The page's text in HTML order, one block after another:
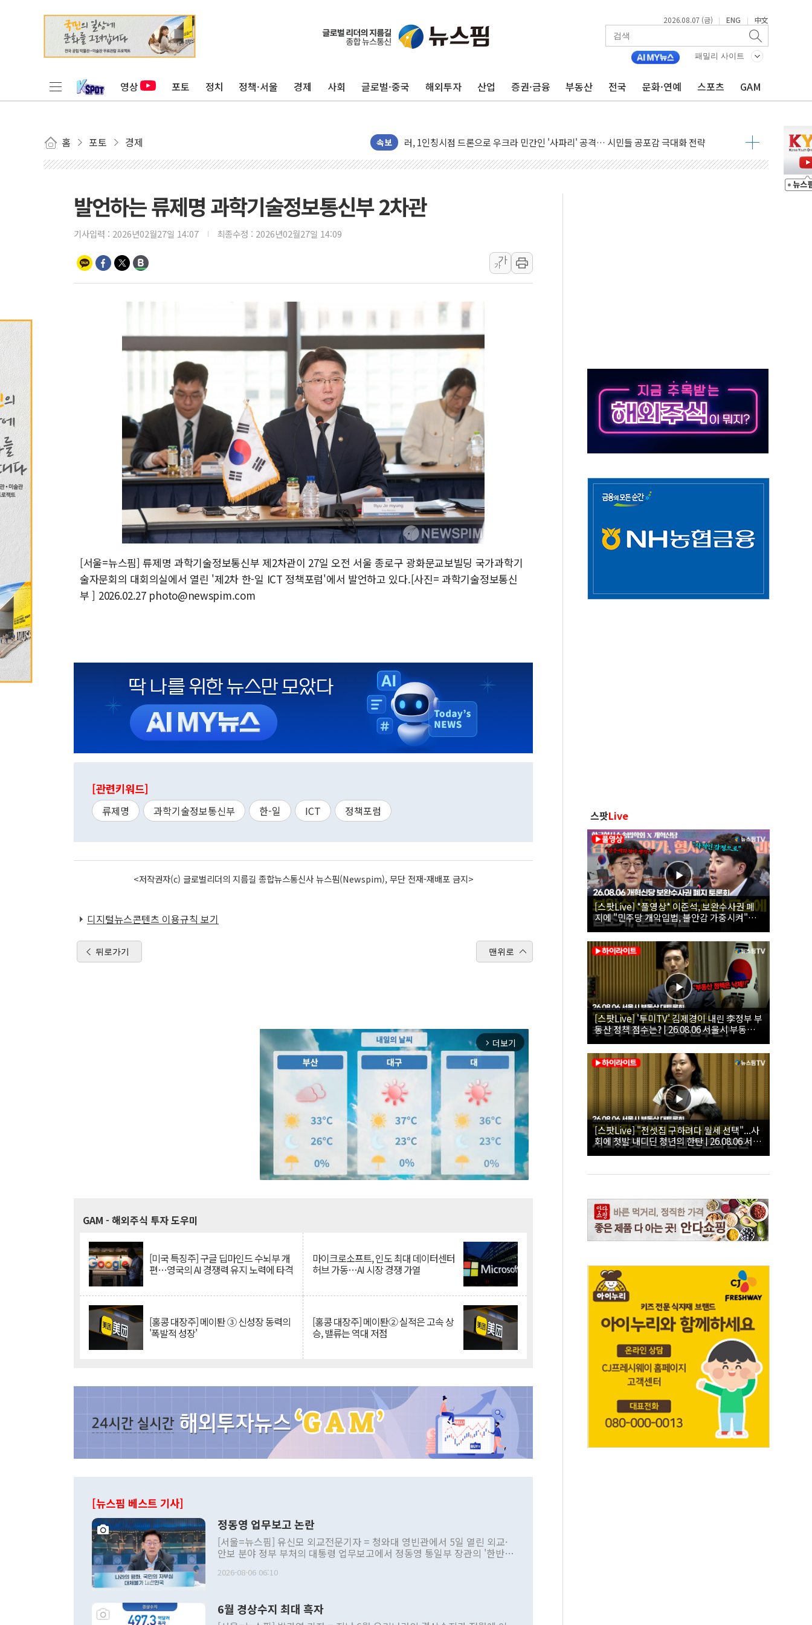
2026.08.07 (금) | ENG | 中文
패밀리 사이트
영상 포토 정치 정책·서울 경제 사회 글로벌·중국 해외투자 산업 증권·금융 부동산 전국 문화·연예 스포츠 GAM
홈 포토 경제 속보
유럽증시, 견조한 실적 소화하며 대부분 상승… "2분기 기업 순이익 21% 증가" 전망
리투아니아 국방 "러, 우크라 드론으로 나토 회원국 공격 검토… 거짓 깃발 작전"
뉴욕증시 개장 전 특징주...모더나·아이온큐·도어대시↑ VS 샌디스크·피그마·앱러빈↓
김정관 장관 "영업이익 N% 성과급 반대…상법·자본시장법 개정 논의"
청와대, 북한 단거리 탄도미사일 발사에 긴급 안보 점검회의
금값 7주 만에 최고…美 고용 둔화·호르무즈 재개방 기대에 강세
[인도증시] 중동 긴장 완화에 실적 호조까지, 상승...호실적 보고 기업 상승세 뚜렷
러, 1인칭시점 드론으로 우크라 민간인 '사파리' 공격… 시민들 공포감 극대화 전략
[베트남 증시] 지수 하락 속 'DGC' 임시 주총 기대감에 홀로 상한가…마진 잔액은 사상 최고
양주 섬유염색공장서 화재 1명 중상…대응 1단계 진압 중
김정관 산업부 장관 "주 52시간 손봐야, 경쟁상대 中과 비교해야"
해군 1함대 창설 80주년…지역과 함께하는 '선봉'의 대민 봉사
[3보] 북, 원산서 동해로 단거리 탄도미사일 1발 발사… 올해 10번째·42일 만 도발
우크라 드론 전술, 중남미 콜롬비아에 새 안보 위기… 반군·마약카르텔이 습득해 전투 활용
동해해경, 독도 해상서 부유물 감긴 어선 구조
주한미군 "오산기지 누출, 백린 아닌 무해한 표면 부식 물질"
구미 폐염산처리업체서 불 2시간30여분만에 진화...외국인 노동자 숨져
발언하는 류제명 과학기술정보통신부 2차관
기사입력 : 2026년02월27일 14:07 최종수정 : 2026년02월27일 14:09
가
가
[서울=뉴스핌] 류제명 과학기술정보통신부 제2차관이 27일 오전 서울 종로구 광화문교보빌딩 국가과학기
술자문회의 대회의실에서 열린 '제2차 한-일 ICT 정책포럼'에서 발언하고 있다.[사진= 과학기술정보통신
부 ] 2026.02.27 photo@newspim.com
[관련키워드]
류제명 과학기술정보통신부 한-일 ICT 정책포럼
<저작권자(c) 글로벌리더의 지름길 종합뉴스통신사 뉴스핌(Newspim), 무단 전재-재배포 금지>
디지털뉴스콘텐츠 이용규칙 보기
뒤로가기 맨위로
arrow_forward_ios 더보기
GAM - 해외주식 투자 도우미
[미국 특징주] 구글 딥마인드 수뇌부 개
편…영국의 AI 경쟁력 유지 노력에 타격
마이크로소프트, 인도 최대 데이터센터
허브 가동…AI 시장 경쟁 가열
[홍콩 대장주] 메이퇀 ③ 신성장 동력의
'폭발적 성장'
[홍콩 대장주] 메이퇀② 실적은 고속 상
승, 밸류는 역대 저점
[뉴스핌 베스트 기사]
정동영 업무보고 논란
[서울=뉴스핌] 유신모 외교전문기자 = 청와대 영빈관에서 5일 열린 외교·
안보 분야 정부 부처의 대통령 업무보고에서 정동영 통일부 장관의 '한반도
발언 중에는 정부 내 조율을 거치지 않은 사안을 정책으로 추진하겠다고 공
주의적 희망에 근거한 비현실적 구상'이라는 비판을 내놨다. 그동안 정 장
2026-08-06 06:10
6월 경상수지 최대 흑자
스팟Live
[스팟Live] *풀영상* 이준석, 보완수사권 폐
지에 "민주당 개악입법, 불안감 가중시켜"｜
26.08.06 개혁신당 보완수사권 폐지 토론회
[스팟Live] '투미TV' 김제경이 내린 李정부 부
동산 정책 점수는? | 26.08.06 서울시 부동산
대토론회
[스팟Live] "전셋집 구하려다 월세 선택"...사
회에 첫발 내디딘 청년의 한탄 | 26.08.06 서울
시 부동산 대토론회